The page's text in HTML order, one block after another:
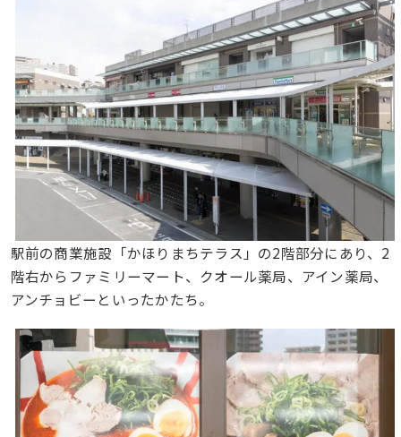
駅前の商業施設「かほりまちテラス」の2階部分にあり、2
階右からファミリーマート、クオール薬局、アイン薬局、
アンチョビーといったかたち。